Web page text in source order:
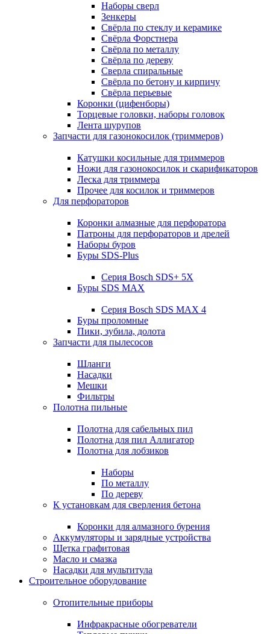
Наборы сверл
Зенкеры
Свёрла по стеклу и керамике
Свёрла Форстнера
Свёрла по металлу
Свёрла по дереву
Сверла спиральные
Свёрла по бетону и кирпичу
Свёрла перьевые
Коронки (цифенборы)
Торцевые головки, наборы головок
Лента шурупов
Запчасти для газонокосилок (триммеров)
Катушки косильные для триммеров
Ножи для газонокосилок и скарификаторов
Леска для триммера
Прочее для косилок и триммеров
Для перфораторов
Коронки алмазные для перфоратора
Патроны для перфораторов и дрелей
Наборы буров
Буры SDS-Plus
Серия Bosch SDS+ 5X
Буры SDS MAX
Серия Bosch SDS MAX 4
Буры проломные
Пики, зубила, долота
Запчасти для пылесосов
Шланги
Насадки
Мешки
Фильтры
Полотна пильные
Полотна для сабельных пил
Полотна для пил Аллигатор
Полотна для лобзиков
Наборы
По металлу
По дереву
К установкам для сверления бетона
Коронки для алмазного бурения
Аккумуляторы и зарядные устройства
Щетка графитовая
Масло и смазка
Насадки для мультитула
Строительное оборудование
Отопительные приборы
Инфракрасные обогреватели